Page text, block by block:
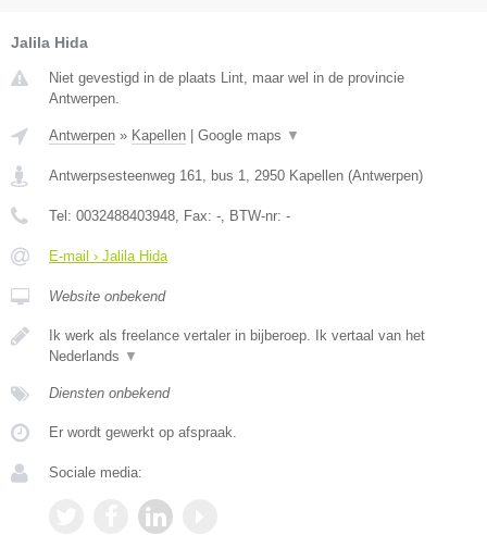
Jalila Hida
Niet gevestigd in de plaats Lint, maar wel in de provincie
Antwerpen.
Antwerpen » Kapellen Google maps ▼
Antwerpsesteenweg 161, bus 1, 2950 Kapellen (Antwerpen)
Tel: 0032488403948, Fax: -, BTW-nr: -
E-mail › Jalila Hida
Website onbekend
Ik werk als freelance vertaler in bijberoep. Ik vertaal van het
Nederlands ▼
Diensten onbekend
Er wordt gewerkt op afspraak.
Sociale media: